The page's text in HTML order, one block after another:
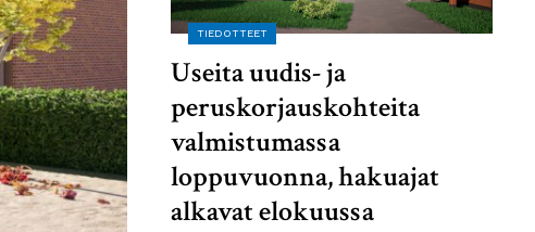
TIEDOTTEET
Useita uudis- ja
peruskorjauskohteita
valmistumassa
loppuvuonna, hakuajat
alkavat elokuussa